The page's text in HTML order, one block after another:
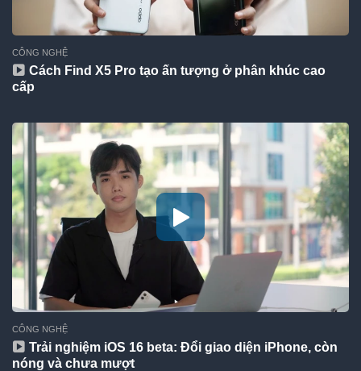
CÔNG NGHỆ
Cách Find X5 Pro tạo ấn tượng ở phân khúc cao
cấp
CÔNG NGHỆ
Trải nghiệm iOS 16 beta: Đổi giao diện iPhone, còn
nóng và chưa mượt